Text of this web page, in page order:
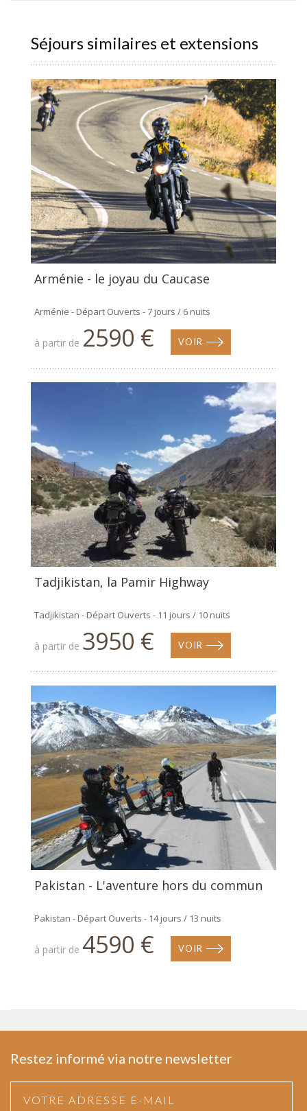
Séjours similaires et extensions
Arménie - le joyau du Caucase
Arménie - Départ Ouverts - 7 jours / 6 nuits
à partir de 2590 € VOIR
Tadjikistan, la Pamir Highway
Tadjikistan - Départ Ouverts - 11 jours / 10 nuits
à partir de 3950 € VOIR
Pakistan - L'aventure hors du commun
Pakistan - Départ Ouverts - 14 jours / 13 nuits
à partir de 4590 € VOIR
Restez informé via notre newsletter